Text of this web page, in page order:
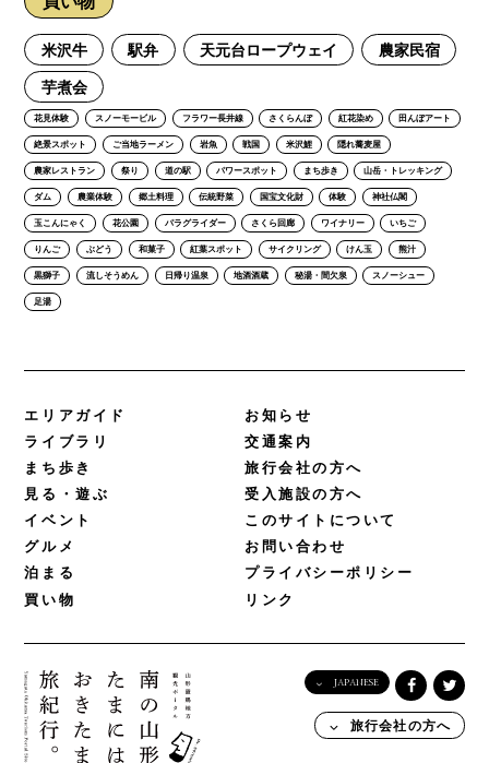
米沢牛 駅弁 天元台ロープウェイ 農家民宿
芋煮会
花見体験 スノーモービル フラワー長井線 さくらんぼ 紅花染め 田んぼアート
絶景スポット ご当地ラーメン 岩魚 戦国 米沢鯉 隠れ蕎麦屋
農家レストラン 祭り 道の駅 パワースポット まち歩き 山岳・トレッキング
ダム 農業体験 郷土料理 伝統野菜 国宝文化財 体験 神社仏閣
玉こんにゃく 花公園 パラグライダー さくら回廊 ワイナリー いちご
りんご ぶどう 和菓子 紅葉スポット サイクリング けん玉 熊汁
黒獅子 流しそうめん 日帰り温泉 地酒酒蔵 秘湯・間欠泉 スノーシュー
足湯
エリアガイド
ライブラリ
まち歩き
見る・遊ぶ
イベント
グルメ
泊まる
買い物
お知らせ
交通案内
旅行会社の方へ
受入施設の方へ
このサイトについて
お問い合わせ
プライバシーポリシー
リンク
JAPANESE
English
旅行会社の方へ